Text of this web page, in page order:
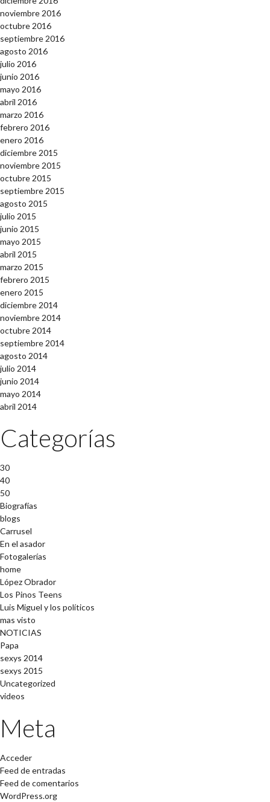
noviembre 2016
octubre 2016
septiembre 2016
agosto 2016
julio 2016
junio 2016
mayo 2016
abril 2016
marzo 2016
febrero 2016
enero 2016
diciembre 2015
noviembre 2015
octubre 2015
septiembre 2015
agosto 2015
julio 2015
junio 2015
mayo 2015
abril 2015
marzo 2015
febrero 2015
enero 2015
diciembre 2014
noviembre 2014
octubre 2014
septiembre 2014
agosto 2014
julio 2014
junio 2014
mayo 2014
abril 2014
Categorías
30
40
50
Biografías
blogs
Carrusel
En el asador
Fotogalerías
home
López Obrador
Los Pinos Teens
Luis Miguel y los políticos
mas visto
NOTICIAS
Papa
sexys 2014
sexys 2015
Uncategorized
videos
Meta
Acceder
Feed de entradas
Feed de comentarios
WordPress.org